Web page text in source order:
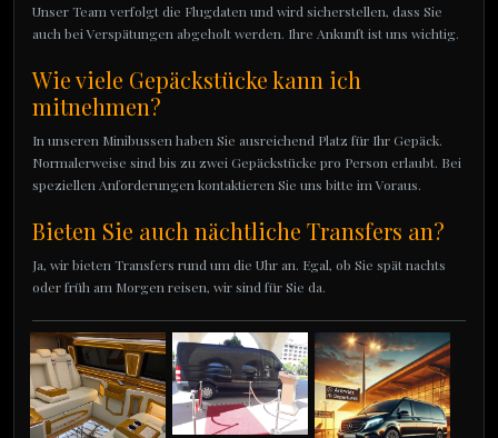
Unser Team verfolgt die Flugdaten und wird sicherstellen, dass Sie
auch bei Verspätungen abgeholt werden. Ihre Ankunft ist uns wichtig.
Wie viele Gepäckstücke kann ich
mitnehmen?
In unseren Minibussen haben Sie ausreichend Platz für Ihr Gepäck.
Normalerweise sind bis zu zwei Gepäckstücke pro Person erlaubt. Bei
speziellen Anforderungen kontaktieren Sie uns bitte im Voraus.
Bieten Sie auch nächtliche Transfers an?
Ja, wir bieten Transfers rund um die Uhr an. Egal, ob Sie spät nachts
oder früh am Morgen reisen, wir sind für Sie da.